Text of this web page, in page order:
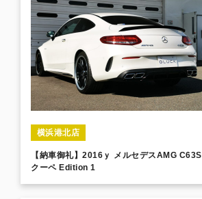
横浜港北店
【納車御礼】2016ｙ メルセデスAMG C63S
クーペ Edition 1